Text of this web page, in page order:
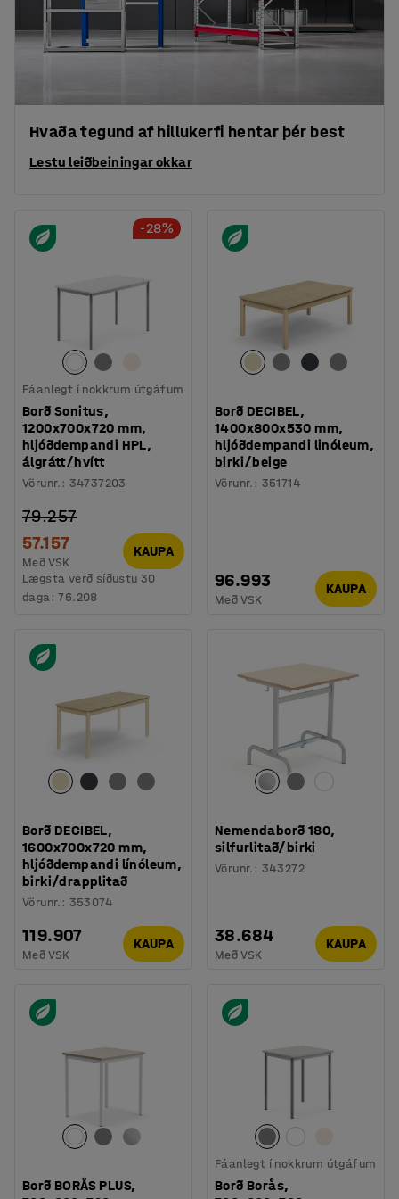
Hvaða tegund af hillukerfi hentar þér best
Lestu leiðbeiningar okkar
-28%
Fáanlegt í nokkrum útgáfum
Borð Sonitus,
1200x700x720 mm,
hljóðdempandi HPL,
álgrátt/hvítt
Vörunr. : 34737203
57.157
79.257
Með VSK
KAUPA
Lægsta verð síðustu 30
daga: 76.208
Borð DECIBEL,
1400x800x530 mm,
hljóðdempandi linóleum,
birki/beige
Vörunr. : 351714
96.993
Með VSK
KAUPA
Borð DECIBEL,
1600x700x720 mm,
hljóðdempandi línóleum,
birki/drapplitað
Vörunr. : 353074
119.907
Með VSK
KAUPA
Nemendaborð 180,
silfurlitað/birki
Vörunr. : 343272
38.684
Með VSK
KAUPA
Borð BORÅS PLUS,
Fáanlegt í nokkrum útgáfum
Borð Borås,